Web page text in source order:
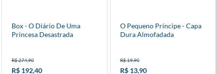
Box - O Diário De Uma
Princesa Desastrada
R$ 274,90
R$ 192,40
O Pequeno Príncipe - Capa
Dura Almofadada
R$ 19,90
R$ 13,90